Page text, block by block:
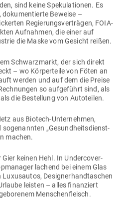
sind keine Spe­ku­la­tionen. Es
doku­men­tierte Beweise –
Regie­rungs­ver­trägen, FOIA-
Auf­nahmen, die einer auf
die Maske vom Gesicht reißen.
Schwarz­markt, der sich direkt
– wo Kör­per­teile von Föten an
werden und auf dem die Preise
so auf­ge­führt sind, als
die Bestellung von Autoteilen.
aus Biotech-Unter­nehmen,
soge­nannten „Gesund­heits­dienst­
machen.
keinen Hehl. In Under­cover-
lachend bei einem Glas
Luxus­autos, Desi­gner­hand­ta­schen
leisten – alles finan­ziert
Menschenfleisch.